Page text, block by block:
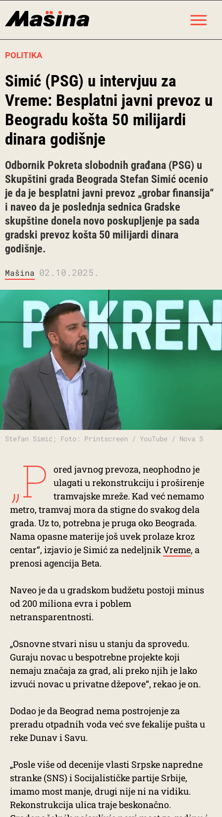
POLITIKA
Simić (PSG) u intervjuu za
Vreme: Besplatni javni prevoz u
Beogradu košta 50 milijardi
dinara godišnje
Odbornik Pokreta slobodnih građana (PSG) u
Skupštini grada Beograda Stefan Simić ocenio
je da je besplatni javni prevoz „grobar finansija“
i naveo da je poslednja sednica Gradske
skupštine donela novo poskupljenje pa sada
gradski prevoz košta 50 milijardi dinara
godišnje.
Mašina 02.10.2025.
Stefan Simić; Foto: Printscreen / YouTube / Nova S
„P
ored javnog prevoza, neophodno je
ulagati u rekonstrukciju i proširenje
tramvajske mreže. Kad već nemamo
metro, tramvaj mora da stigne do svakog dela
grada. Uz to, potrebna je pruga oko Beograda.
Nama opasne materije još uvek prolaze kroz
centar“, izjavio je Simić za nedeljnikVreme, a
prenosi agencija Beta.
Naveo je da u gradskom budžetu postoji minus
od 200 miliona evra i poblem
netransparentnosti.
„Osnovne stvari nisu u stanju da sprovedu.
Guraju novac u bespotrebne projekte koji
nemaju značaja za grad, ali preko njih je lako
izvući novac u privatne džepove“, rekao je on.
Dodao je da Beograd nema postrojenje za
preradu otpadnih voda već sve fekalije pušta u
reke Dunav i Savu.
„Posle više od decenije vlasti Srpske napredne
stranke (SNS) i Socijalističke partije Srbije,
imamo most manje, drugi nije ni na vidiku.
Rekonstrukcija ulica traje beskonačno.